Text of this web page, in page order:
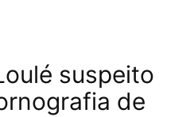
suspeito
de